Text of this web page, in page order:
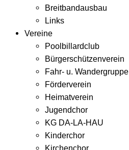
Breitbandausbau
Links
Vereine
Poolbillardclub
Bürgerschützenverein
Fahr- u. Wandergruppe
Förderverein
Heimatverein
Jugendchor
KG DA-LA-HAU
Kinderchor
Kirchenchor